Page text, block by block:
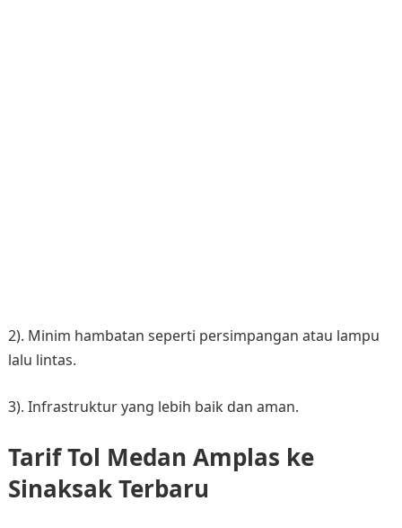
2). Minim hambatan seperti persimpangan atau lampu
lalu lintas.
3). Infrastruktur yang lebih baik dan aman.
Tarif Tol Medan Amplas ke
Sinaksak Terbaru